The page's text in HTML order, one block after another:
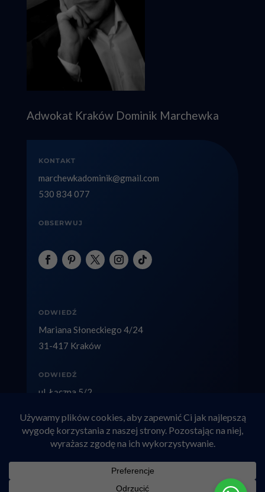
Adwokat Kraków Dominik Marchewka
KONTAKT
marchewkadominik@gmail.com
530 834 077
OBSERWUJ
ODWIEDŹ
Mariana Słoneckiego 4/24
31-417 Kraków
ODWIEDŹ
ul. Łączna 5/2
Copyright © 2026 factolex.pl
Adwokat rozwodowy Kraków
|